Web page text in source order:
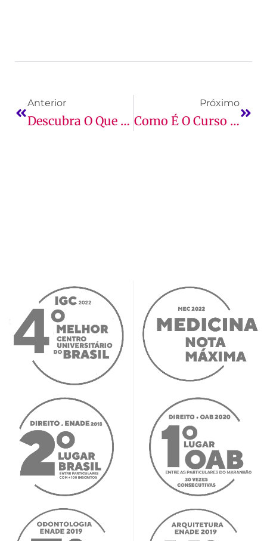
Anterior
Descubra O Que Faz Um Tecnólogo Da Área De Análise E Desenvolvimento De Sistemas
Próximo
Como É O Curso De Gestão Comercial